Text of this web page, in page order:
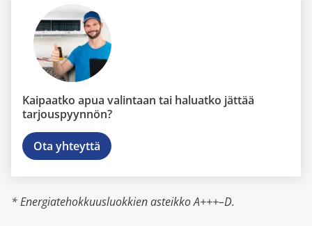
Kaipaatko apua valintaan tai haluatko jättää
tarjouspyynnön?
Ota yhteyttä
* Energiatehokkuusluokkien asteikko A+++–D.